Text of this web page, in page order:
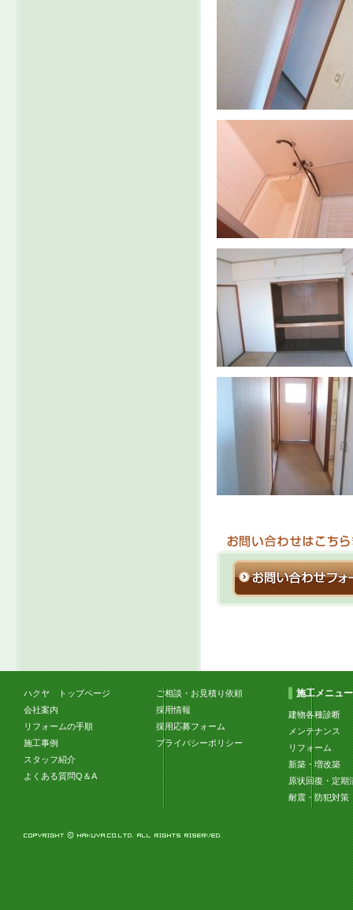
ハクヤ トップページ
会社案内
リフォームの手順
施工事例
スタッフ紹介
よくある質問Q＆A
ご相談・お見積り依頼
採用情報
採用応募フォーム
プライバシーポリシー
施工メニュー
建物各種診断
メンテナンス
リフォーム
新築・増改築
原状回復・定期
耐震・防犯対策